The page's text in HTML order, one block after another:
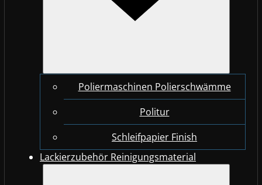
Poliermaschinen Polierschwämme
Politur
Schleifpapier Finish
Lackierzubehör Reinigungsmaterial